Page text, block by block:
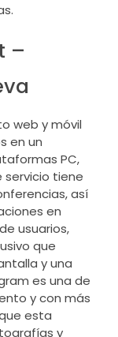
–
web y móvil
en un
PC,
servicio tiene
así
en
usuarios,
que
y una
es una de
y con más
esta
y